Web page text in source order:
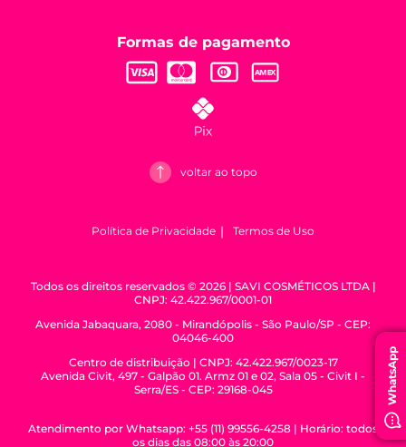
Formas de pagamento
voltar ao topo
Política de Privacidade Termos de Uso
Todos os direitos reservados © 2026 | SAVI COSMÉTICOS LTDA |
CNPJ: 42.422.967/0001-01
Avenida Jabaquara, 2080 - Mirandópolis - São Paulo/SP - CEP:
04046-400
Centro de distribuição | CNPJ: 42.422.967/0023-17
Avenida Civit, 497 - Galpão 01. Armz 01 e 02, Sala 05 - Civit I -
Serra/ES - CEP: 29168-045
Atendimento por Whatsapp: +55 (11) 99556-4258 | Horário: todos
os dias das 08:00 às 20:00
WhatsApp